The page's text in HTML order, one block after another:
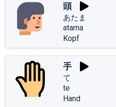
頭
あたま
atama
Kopf
手
て
te
Hand